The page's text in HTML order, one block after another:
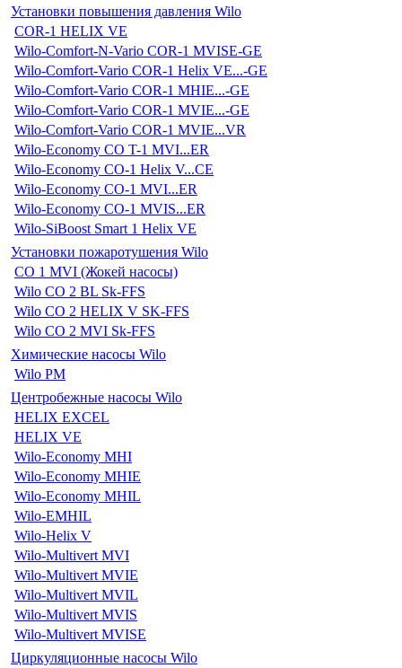
Установки повышения давления Wilo
COR-1 HELIX VE
Wilo-Comfort-N-Vario COR-1 MVISE-GE
Wilo-Comfort-Vario COR-1 Helix VE...-GE
Wilo-Comfort-Vario COR-1 MHIE...-GE
Wilo-Comfort-Vario COR-1 MVIE...-GE
Wilo-Comfort-Vario COR-1 MVIE...VR
Wilo-Economy CO T-1 MVI...ER
Wilo-Economy CO-1 Helix V...CE
Wilo-Economy CO-1 MVI...ER
Wilo-Economy CO-1 MVIS...ER
Wilo-SiBoost Smart 1 Helix VE
Установки пожаротушения Wilo
CO 1 MVI (Жокей насосы)
Wilo CO 2 BL Sk-FFS
Wilo CO 2 HELIX V SK-FFS
Wilo CO 2 MVI Sk-FFS
Химические насосы Wilo
Wilo PM
Центробежные насосы Wilo
HELIX EXCEL
HELIX VE
Wilo-Economy MHI
Wilo-Economy MHIE
Wilo-Economy MHIL
Wilo-EMHIL
Wilo-Helix V
Wilo-Multivert MVI
Wilo-Multivert MVIE
Wilo-Multivert MVIL
Wilo-Multivert MVIS
Wilo-Multivert MVISE
Циркуляционные насосы Wilo